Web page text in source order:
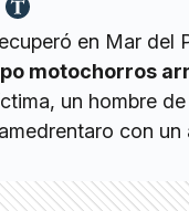
en Mar del
motochorros
un hombre
con